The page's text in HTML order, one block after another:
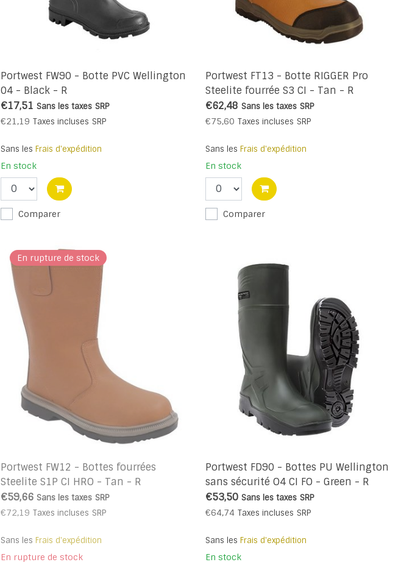
Portwest FW90 - Botte PVC Wellington
04 - Black - R
€17,51 Sans les taxes SRP
€21,19 Taxes incluses SRP
Sans les Frais d'expédition
En stock
Comparer
Portwest FT13 - Botte RIGGER Pro
Steelite fourrée S3 CI - Tan - R
€62,48 Sans les taxes SRP
€75,60 Taxes incluses SRP
Sans les Frais d'expédition
En stock
Comparer
En rupture de stock
Portwest FW12 - Bottes fourrées
Steelite S1P CI HRO - Tan - R
€59,66 Sans les taxes SRP
€72,19 Taxes incluses SRP
Sans les Frais d'expédition
En rupture de stock
Portwest FD90 - Bottes PU Wellington
sans sécurité O4 CI FO - Green - R
€53,50 Sans les taxes SRP
€64,74 Taxes incluses SRP
Sans les Frais d'expédition
En stock